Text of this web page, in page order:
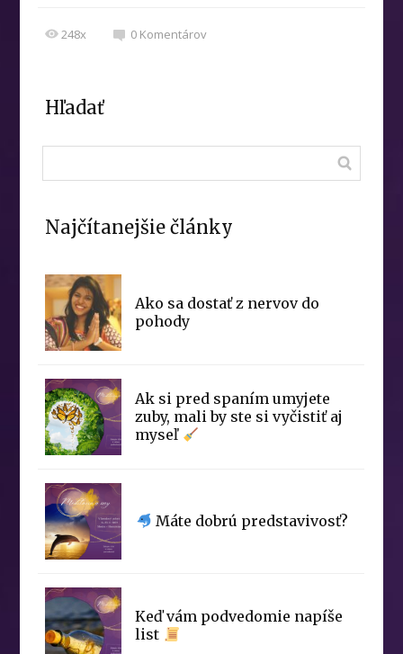
248x 0 Komentárov
Hľadať
Najčítanejšie články
Ako sa dostať z nervov do
pohody
Ak si pred spaním umyjete
zuby, mali by ste si vyčistiť aj
myseľ
Máte dobrú predstavivosť?
Keď vám podvedomie napíše
list